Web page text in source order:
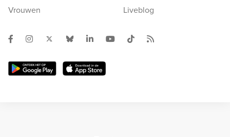
Vrouwen
Liveblog